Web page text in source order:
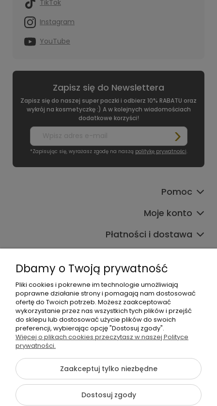
TikTok
Instagram
YouTube
Zapisz się do Newslettera
Zapisz się do naszej super paczki i odbierz 10% RABATU oraz
wykrój na kosmetyczkę :) A w kolejnych wiadomościach
dodatkowe korzyści!
*Zapisując się, wyrażasz zgodę na naszą politykę prywatności.
Pomoc
Moje konto
Płatności i dostawa
+48 605 141 363
{literal}
Dbamy o Twoją prywatność
Pliki cookies i pokrewne im technologie umożliwiają
poprawne działanie strony i pomagają nam dostosować
ofertę do Twoich potrzeb. Możesz zaakceptować
wykorzystanie przez nas wszystkich tych plików i przejść
do sklepu lub dostosować użycie plików do swoich
preferencji, wybierając opcję "Dostosuj zgody".
Więcej o plikach cookies przeczytasz w naszej Polityce
prywatności.
Zaakceptuj tylko niezbędne
Dostosuj zgody